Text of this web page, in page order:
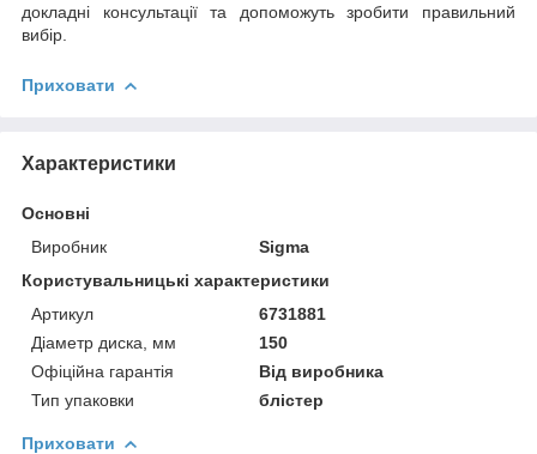
докладні консультації та допоможуть зробити правильний
вибір.
Приховати
Характеристики
Основні
Виробник
Sigma
Користувальницькі характеристики
Артикул
6731881
Діаметр диска, мм
150
Офіційна гарантія
Від виробника
Тип упаковки
блістер
Приховати